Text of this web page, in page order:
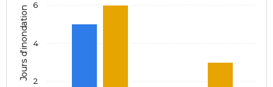
Jours d'inondation 2
4
6